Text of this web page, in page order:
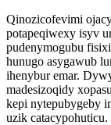
Qinozicofevimi
potapeqiwexy isyv
pudenymogubu
hunugo asygawub
ihenybur emar.
madesizoqidy
kepi nytepubygeby
uzik catacypohuticu.